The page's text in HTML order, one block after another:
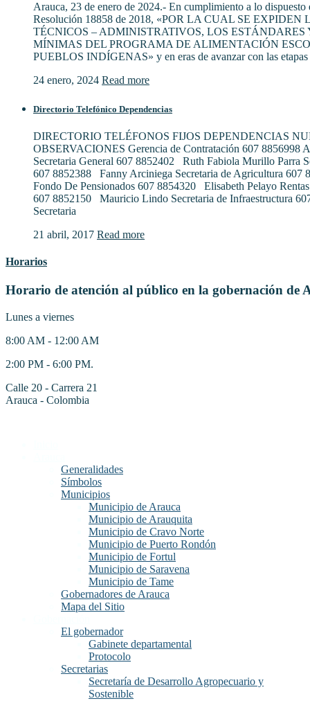
Arauca, 23 de enero de 2024.- En cumplimiento a lo dispuesto
Resolución 18858 de 2018, «POR LA CUAL SE
TÉCNICOS – ADMINISTRATIVOS, LOS ESTÁNDARES
MÍNIMAS DEL PROGRAMA DE ALIMENTACIÓN
PUEBLOS INDÍGENAS» y en eras de avanzar con las etapas
24 enero, 2024 Read more
Directorio Telefónico Dependencias
DIRECTORIO TELÉFONOS FIJOS DEPENDENCIAS
OBSERVACIONES Gerencia de Contratación 607 8856998
Secretaria General 607 8852402 Ruth Fabiola Murillo Parra
607 8852388 Fanny Arciniega Secretaria de Agricultura 607
Fondo De Pensionados 607 8854320 Elisabeth Pelayo
607 8852150 Mauricio Lindo Secretaria de Infraestructura
Secretaria
21 abril, 2017 Read more
Horarios
Horario de atención al público en la gobernación de
Lunes a viernes
8:00 AM - 12:00 AM
2:00 PM - 6:00 PM.
Calle 20 - Carrera 21
Arauca - Colombia
Generalidades
Símbolos
Municipios
Municipio de Arauca
Municipio de Arauquita
Municipio de Cravo Norte
Municipio de Puerto Rondón
Municipio de Fortul
Municipio de Saravena
Municipio de Tame
Gobernadores de Arauca
Mapa del Sitio
El gobernador
Gabinete departamental
Protocolo
Secretarias
Secretaría de Desarrollo Agropecuario y
Sostenible